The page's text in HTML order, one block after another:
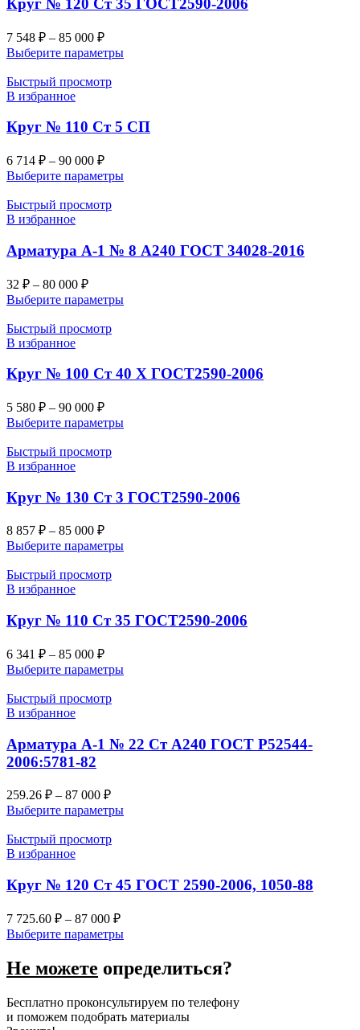
Круг № 120 Ст 35 ГОСТ2590-2006
7 548 ₽ – 85 000 ₽
Выберите параметры
Быстрый просмотр
В избранное
Круг № 110 Ст 5 СП
6 714 ₽ – 90 000 ₽
Выберите параметры
Быстрый просмотр
В избранное
Арматура А-1 № 8 А240 ГОСТ 34028-2016
32 ₽ – 80 000 ₽
Выберите параметры
Быстрый просмотр
В избранное
Круг № 100 Ст 40 Х ГОСТ2590-2006
5 580 ₽ – 90 000 ₽
Выберите параметры
Быстрый просмотр
В избранное
Круг № 130 Ст 3 ГОСТ2590-2006
8 857 ₽ – 85 000 ₽
Выберите параметры
Быстрый просмотр
В избранное
Круг № 110 Ст 35 ГОСТ2590-2006
6 341 ₽ – 85 000 ₽
Выберите параметры
Быстрый просмотр
В избранное
Арматура А-1 № 22 Ст А240 ГОСТ Р52544-
2006:5781-82
259.26 ₽ – 87 000 ₽
Выберите параметры
Быстрый просмотр
В избранное
Круг № 120 Ст 45 ГОСТ 2590-2006, 1050-88
7 725.60 ₽ – 87 000 ₽
Выберите параметры
Не можете определиться?
Бесплатно проконсультируем по телефону
и поможем подобрать материалы